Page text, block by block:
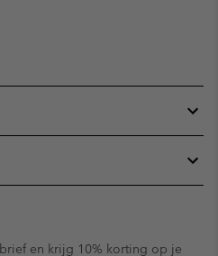
en krijg 10% korting op je